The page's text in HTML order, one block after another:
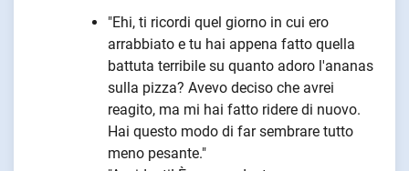
"Ehi, ti ricordi quel giorno in cui ero
arrabbiato e tu hai appena fatto quella
battuta terribile su quanto adoro l'ananas
sulla pizza? Avevo deciso che avrei
reagito, ma mi hai fatto ridere di nuovo.
Hai questo modo di far sembrare tutto
meno pesante."